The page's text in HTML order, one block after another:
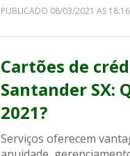
PUBLICADO 08/03/2021 AS
Cartões de
Santander SX:
2021?
Serviços oferecem